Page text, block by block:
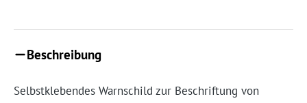
Beschreibung
Selbstklebendes Warnschild zur Beschriftung von